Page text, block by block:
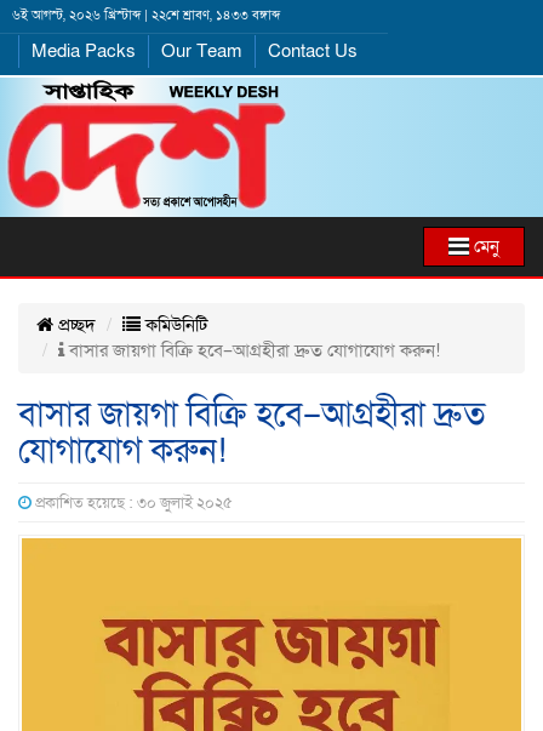
৬ই আগস্ট, ২০২৬ খ্রিস্টাব্দ | ২২শে শ্রাবণ, ১৪৩৩ বঙ্গাব্দ
Media Packs Our Team Contact Us
মেনু
প্রচ্ছদ
কমিউনিটি
বাসার জায়গা বিক্রি হবে–আগ্রহীরা দ্রুত যোগাযোগ করুন!
বাসার জায়গা বিক্রি হবে–আগ্রহীরা দ্রুত
যোগাযোগ করুন!
প্রকাশিত হয়েছে : ৩০ জুলাই ২০২৫